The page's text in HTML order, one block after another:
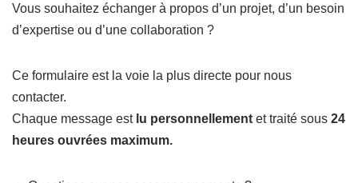
Vous souhaitez échanger à propos d’un projet, d’un besoin
d’expertise ou d’une collaboration ?
Ce formulaire est la voie la plus directe pour nous
contacter.
Chaque message est lu personnellement et traité sous 24
heures ouvrées maximum.